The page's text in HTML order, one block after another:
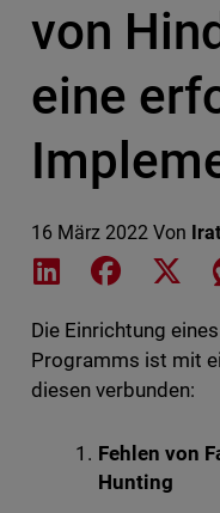
von
eine
16 März 2022 Von
Share on LinkedIn
Share on
Die Einrichtung
Programms ist mit
diesen verbunden:
Fehlen von
Hunting